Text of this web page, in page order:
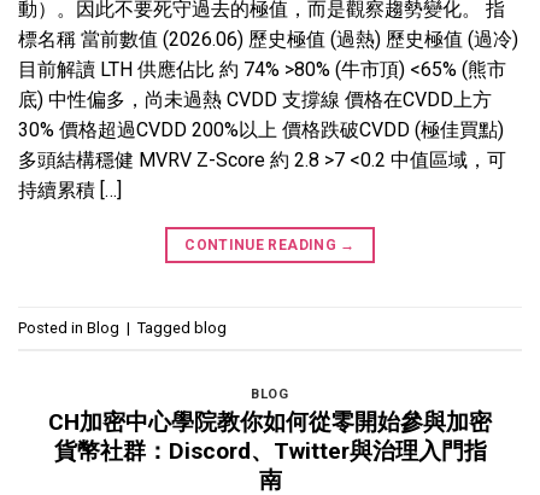
動）。因此不要死守過去的極值，而是觀察趨勢變化。 指
標名稱 當前數值 (2026.06) 歷史極值 (過熱) 歷史極值 (過冷)
目前解讀 LTH 供應佔比 約 74% >80% (牛市頂) <65% (熊市
底) 中性偏多，尚未過熱 CVDD 支撐線 價格在CVDD上方
30% 價格超過CVDD 200%以上 價格跌破CVDD (極佳買點)
多頭結構穩健 MVRV Z-Score 約 2.8 >7 <0.2 中值區域，可
持續累積 […]
CONTINUE READING →
Posted in Blog | Tagged blog
BLOG
CH加密中心學院教你如何從零開始參與加密
貨幣社群：Discord、Twitter與治理入門指
南